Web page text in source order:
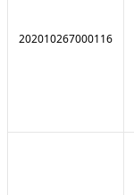
202010267000116